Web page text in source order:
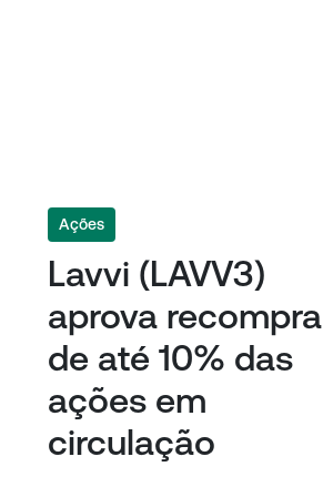
Ações
Lavvi (LAVV3)
aprova recompra
de até 10% das
ações em
circulação